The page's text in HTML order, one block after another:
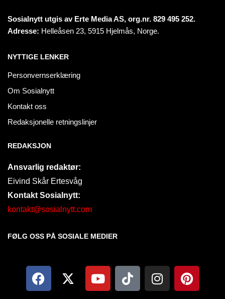
Sosialnytt utgis av Erte Media AS, org.nr. 829 495 252.
Adresse: Helleåsen 23, 5915 Hjelmås, Norge.
NYTTIGE LENKER
Personvernserklæring
Om Sosialnytt
Kontakt oss
Redaksjonelle retningslinjer
REDAKSJON
Ansvarlig redaktør:
Eivind Skår Ertesvåg
Kontakt Sosialnytt:
kontakt@sosialnytt.com
FØLG OSS PÅ SOSIALE MEDIER​